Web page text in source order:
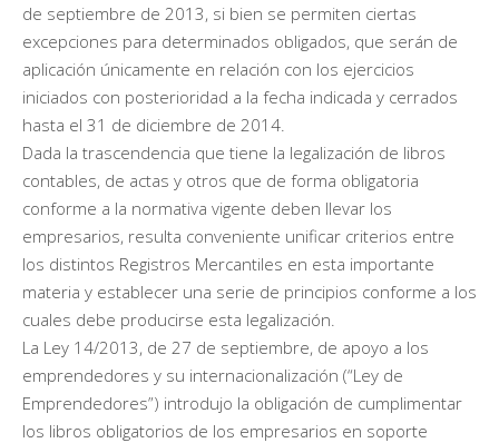
de septiembre de 2013, si bien se permiten ciertas
excepciones para determinados obligados, que serán de
aplicación únicamente en relación con los ejercicios
iniciados con posterioridad a la fecha indicada y cerrados
hasta el 31 de diciembre de 2014.
Dada la trascendencia que tiene la legalización de libros
contables, de actas y otros que de forma obligatoria
conforme a la normativa vigente deben llevar los
empresarios, resulta conveniente unificar criterios entre
los distintos Registros Mercantiles en esta importante
materia y establecer una serie de principios conforme a los
cuales debe producirse esta legalización.
La Ley 14/2013, de 27 de septiembre, de apoyo a los
emprendedores y su internacionalización (“Ley de
Emprendedores”) introdujo la obligación de cumplimentar
los libros obligatorios de los empresarios en soporte